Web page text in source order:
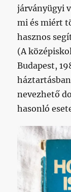
járványügyi
mi és miért
hasznos
(A
Budapest,
nevezhető
hasonló